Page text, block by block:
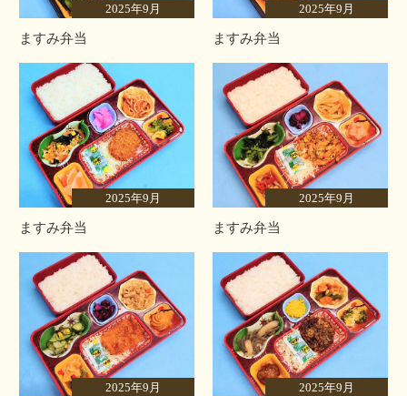
2025年9月
ますみ弁当
2025年9月
ますみ弁当
2025年9月
ますみ弁当
2025年9月
ますみ弁当
2025年9月 2025年9月